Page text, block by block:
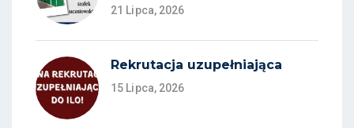
21 Lipca, 2026
Rekrutacja uzupełniająca
15 Lipca, 2026